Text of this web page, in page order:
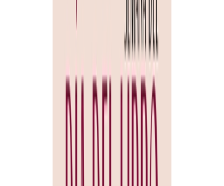
y rivalidades. La obra explora temas como la percepción, la amistad
o la identidad, a través de diálogos inteligentes y situaciones cómicas
mostrando una reflexión sobre la subjetividad del arte y las
Gormaz, El Estanco y Librería Pájaro Pinto, abrirán sus casetas en
los soportales de la Plaza Mayor. Estarán acompañadas por la
Oficina de Turismo y por la floristería Oh Floremio!. Se expondrán
los dibujos presentados al Concurso Día del Libro realizados por los
alumnos del C.E.I.P. Virgen del Rivero. A las 12:15 h se entregarán
los premios del Certamen Literario "Día del Libro". “El Pirata
Garrapata” y “Fray Perico y su Borrico” de Juan Muñoz Martín y la
obra completa de Ana María Matute son los homenajeados este año.